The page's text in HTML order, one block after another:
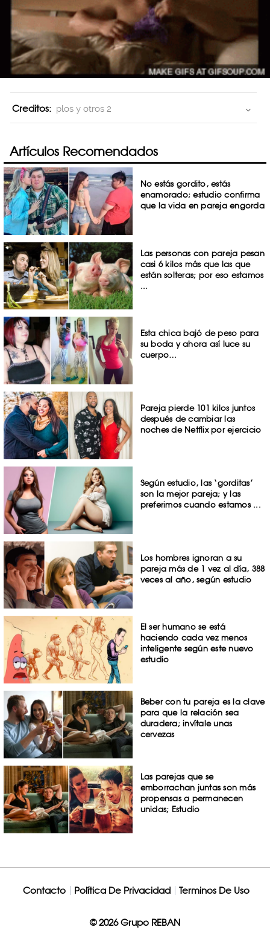
Creditos: plos y otros 2
Artículos Recomendados
No estás gordito, estás
enamorado; estudio confirma
que la vida en pareja engorda
Las personas con pareja pesan
casi 6 kilos más que las que
están solteras; por eso estamos
...
Esta chica bajó de peso para
su boda y ahora así luce su
cuerpo…
Pareja pierde 101 kilos juntos
después de cambiar las
noches de Netflix por ejercicio
Según estudio, las ‘gorditas’
son la mejor pareja; y las
preferimos cuando estamos ...
Los hombres ignoran a su
pareja más de 1 vez al día, 388
veces al año, según estudio
El ser humano se está
haciendo cada vez menos
inteligente según este nuevo
estudio
Beber con tu pareja es la clave
para que la relación sea
duradera; invítale unas
cervezas
Las parejas que se
emborrachan juntas son más
propensas a permanecen
unidas; Estudio
Contacto Política De Privacidad Terminos De Uso
© 2026 Grupo REBAN